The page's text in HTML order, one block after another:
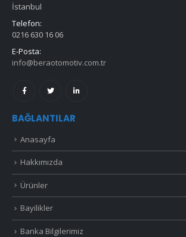
İstanbul
Telefon:
0216 630 16 06
E-Posta:
info@beraotomotiv.com.tr
BAĞLANTILAR
Anasayfa
Hakkımızda
Ürünler
Bayilikler
Banka Bilgilerimiz